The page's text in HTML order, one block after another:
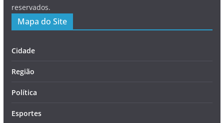
reservados.
Mapa do Site
Cidade
Região
Política
Esportes